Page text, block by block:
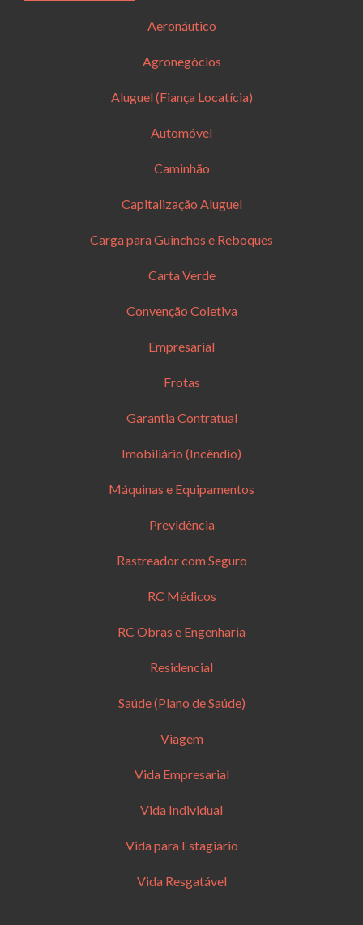
Aeronáutico
Agronegócios
Aluguel (Fiança Locatícia)
Automóvel
Caminhão
Capitalização Aluguel
Carga para Guinchos e Reboques
Carta Verde
Convenção Coletiva
Empresarial
Frotas
Garantia Contratual
Imobiliário (Incêndio)
Máquinas e Equipamentos
Previdência
Rastreador com Seguro
RC Médicos
RC Obras e Engenharia
Residencial
Saúde (Plano de Saúde)
Viagem
Vida Empresarial
Vida Individual
Vida para Estagiário
Vida Resgatável